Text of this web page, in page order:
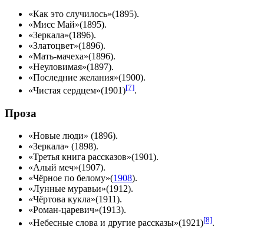
«Как это случилось»(1895).
«Мисс Май»(1895).
«Зеркала»(1896).
«Златоцвет»(1896).
«Мать-мачеха»(1896).
«Неуловимая»(1897).
«Последние желания»(1900).
«Чистая сердцем»(1901)[7].
Проза
«Новые люди» (1896).
«Зеркала» (1898).
«Третья книга рассказов»(1901).
«Алый меч»(1907).
«Чёрное по белому»(1908).
«Лунные муравьи»(1912).
«Чёртова кукла»(1911).
«Роман-царевич»(1913).
«Небесные слова и другие рассказы»(1921)[8].